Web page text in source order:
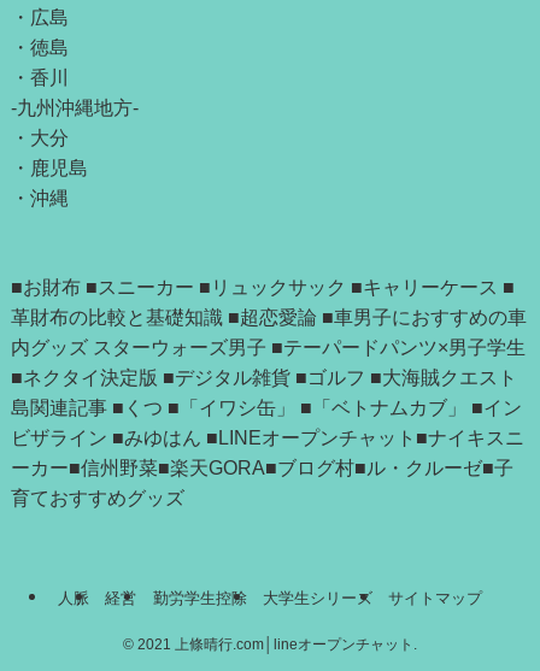
・ 広島
・ 徳島
・ 香川
-九州沖縄地方-
・ 大分
・ 鹿児島
・ 沖縄
■お財布 ■スニーカー ■リュックサック ■キャリーケース ■
革財布の比較と基礎知識 ■超恋愛論 ■車男子におすすめの車
内グッズ スターウォーズ男子 ■テーパードパンツ×男子学生
■ネクタイ決定版 ■デジタル雑貨 ■ゴルフ ■大海賊クエスト
島関連記事■ くつ ■「イワシ缶」 ■ 「ベトナムカブ」 ■イン
ビザライン ■みゆはん ■LINEオープンチャット ■ナイキスニ
ーカー■信州野菜■楽天GORA■ブログ村■ル・クルーゼ■子
育ておすすめグッズ
人脈 経営 勤労学生控除 大学生シリーズ サイトマップ
© 2021 上條晴行.com│lineオープンチャット.